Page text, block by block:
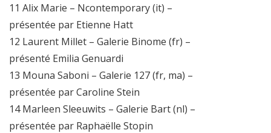
11 Alix Marie – Ncontemporary (it) –
présentée par Etienne Hatt
12 Laurent Millet – Galerie Binome (fr) –
présenté Emilia Genuardi
13 Mouna Saboni – Galerie 127 (fr, ma) –
présentée par Caroline Stein
14 Marleen Sleeuwits – Galerie Bart (nl) –
présentée par Raphaëlle Stopin